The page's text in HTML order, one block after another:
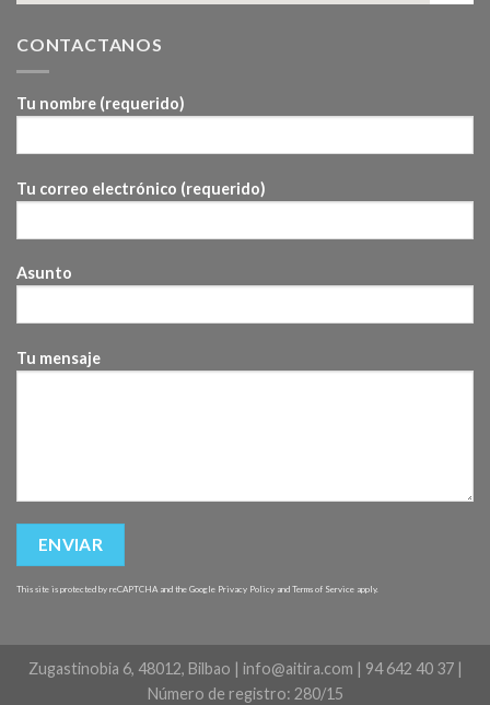
CONTACTANOS
Tu nombre (requerido)
Tu correo electrónico (requerido)
Asunto
Tu mensaje
This site is protected by reCAPTCHA and the Google Privacy Policy and Terms of Service apply.
Zugastinobia 6, 48012, Bilbao | info@aitira.com | 94 642 40 37 |
Número de registro: 280/15